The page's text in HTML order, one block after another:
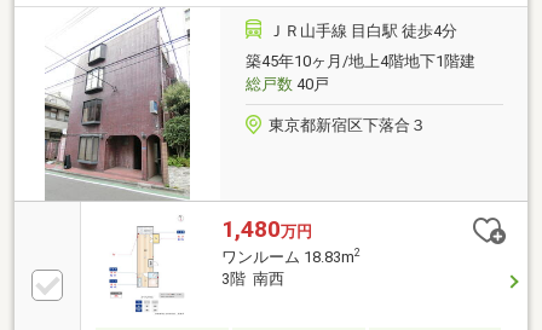
ＪＲ山手線 目白駅 徒歩4分
築45年10ヶ月/地上4階地下1階建
総戸数40戸
東京都新宿区下落合３
1,480万円
ワンルーム 18.83m2
3階 南西